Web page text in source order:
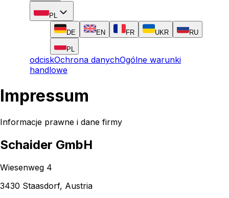
PL
DE EN FR UKR RU
PL
odciskOchrona danychOgólne warunki
handlowe
Impressum
Informacje prawne i dane firmy
Schaider GmbH
Wiesenweg 4
3430 Staasdorf, Austria